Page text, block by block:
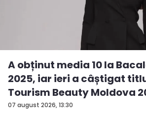
07 august 2026, 13:30
A obținut media 10 la
2025, iar ieri a câștigat
Tourism Beauty Moldova
Andreea...